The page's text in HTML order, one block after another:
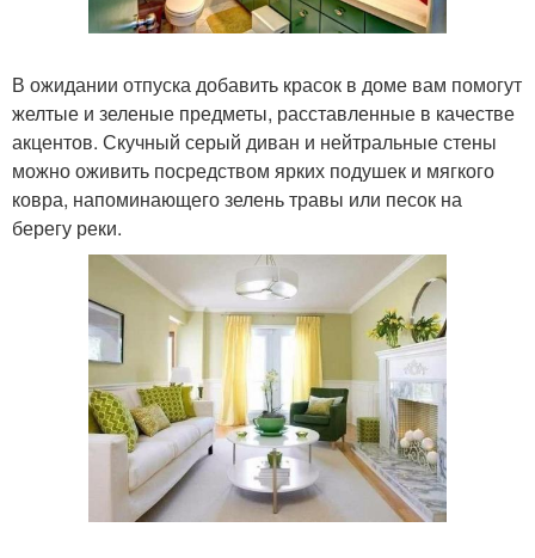
В ожидании отпуска добавить красок в доме вам помогут
желтые и зеленые предметы, расставленные в качестве
акцентов. Скучный серый диван и нейтральные стены
можно оживить посредством ярких подушек и мягкого
ковра, напоминающего зелень травы или песок на
берегу реки.